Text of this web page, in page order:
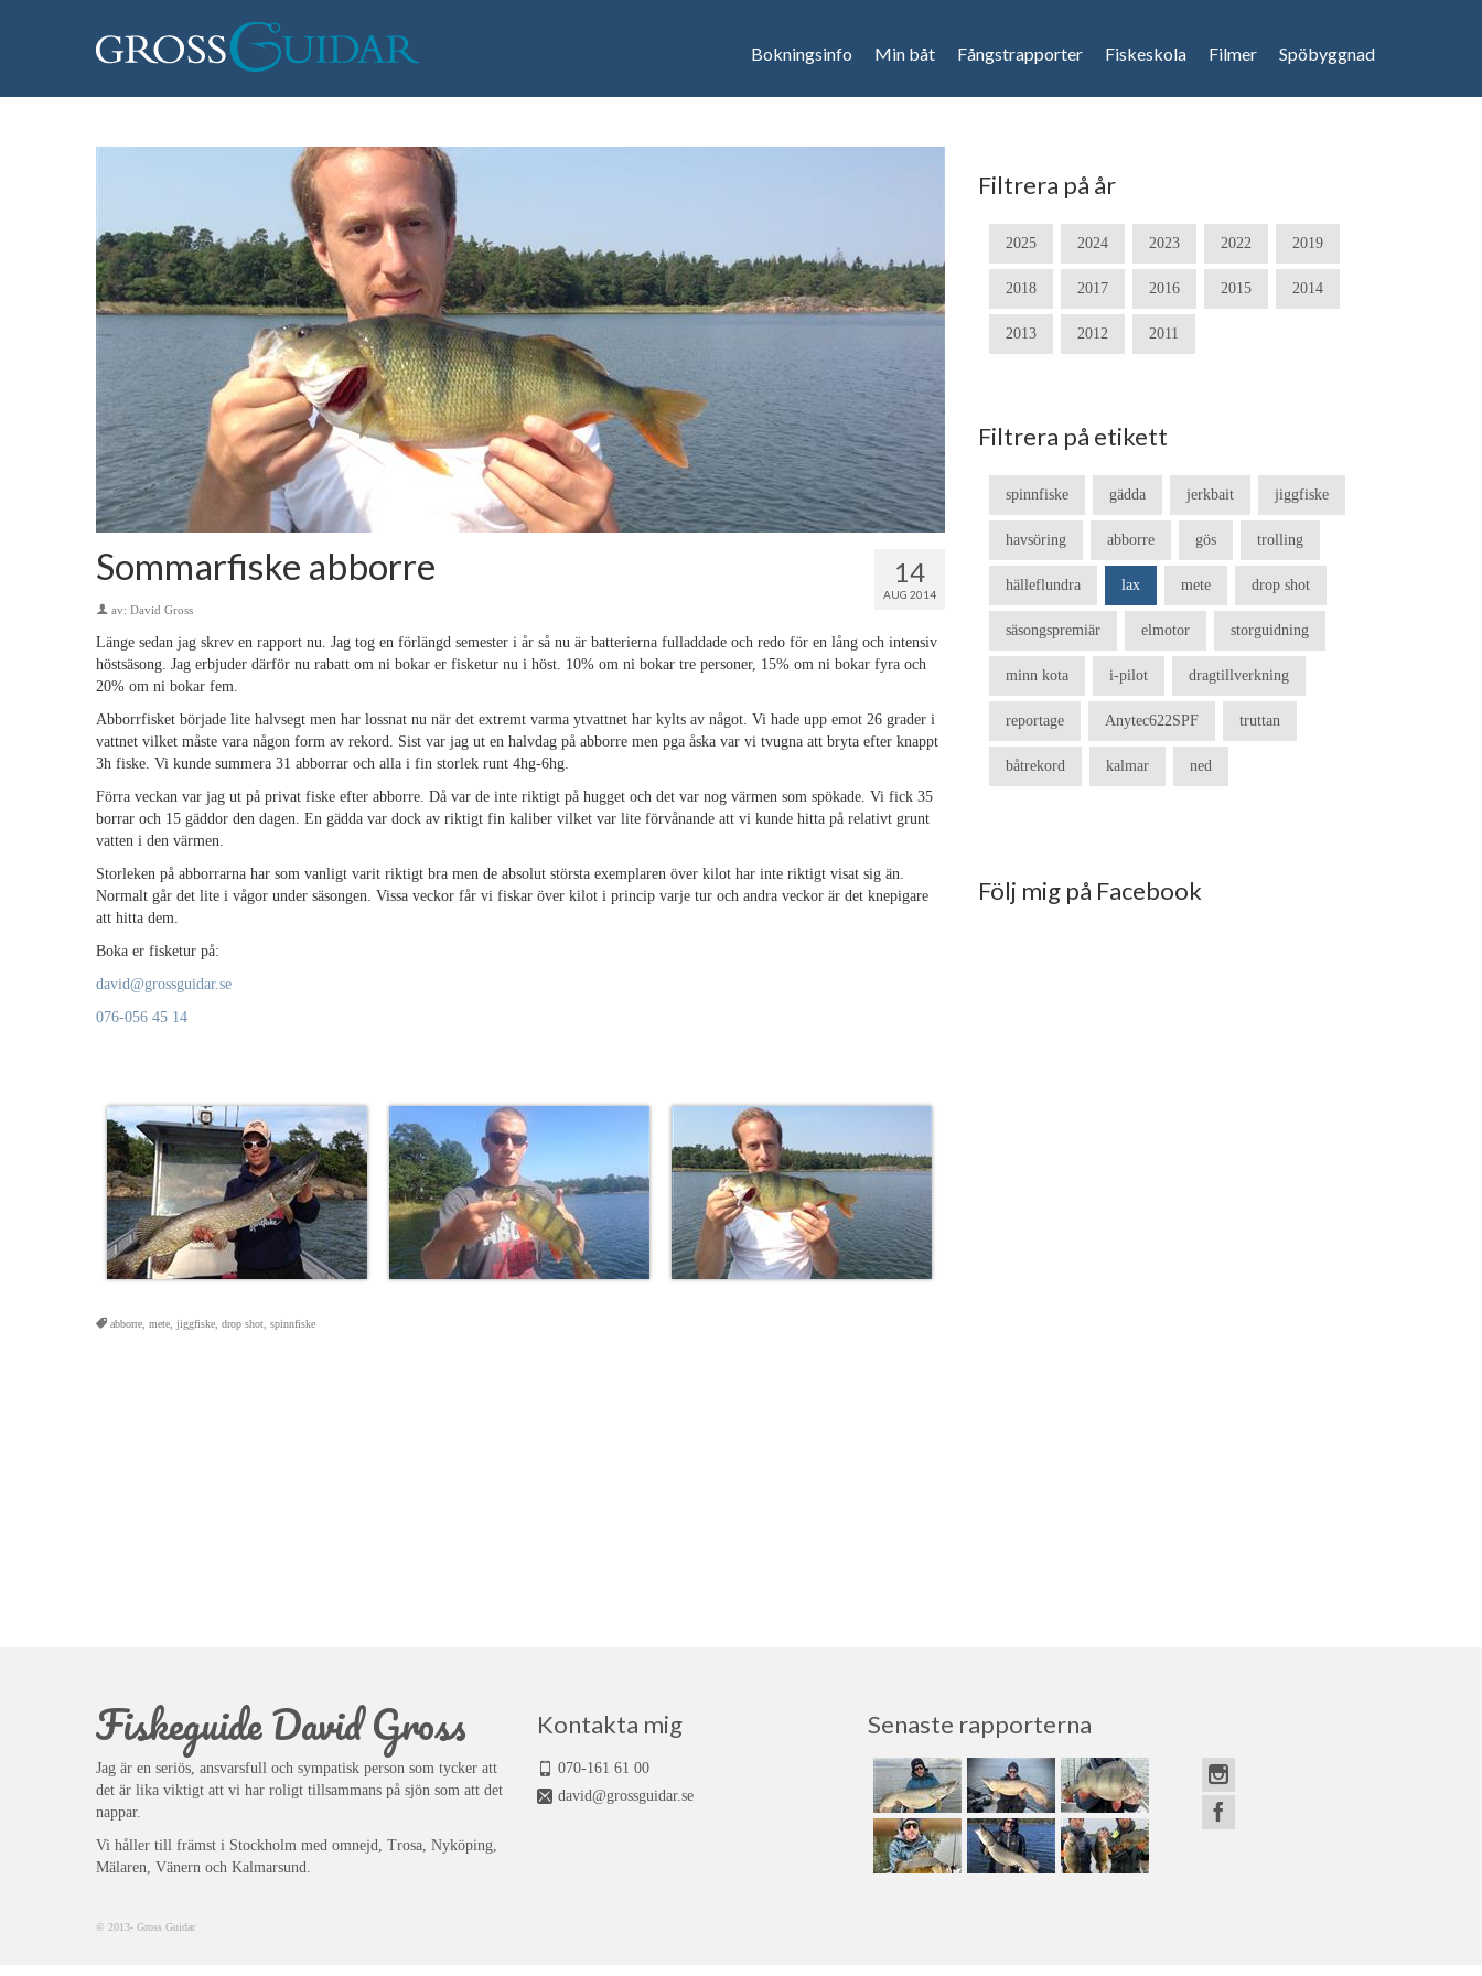
Bokningsinfo Min båt Fångstrapporter Fiskeskola Filmer Spöbyggnad
14
AUG 2014
Sommarfiske abborre
av: David Gross
Länge sedan jag skrev en rapport nu. Jag tog en förlängd semester i år så nu är batterierna fulladdade och redo för en lång och intensiv
höstsäsong. Jag erbjuder därför nu rabatt om ni bokar er fisketur nu i höst. 10% om ni bokar tre personer, 15% om ni bokar fyra och
20% om ni bokar fem.
Abborrfisket började lite halvsegt men har lossnat nu när det extremt varma ytvattnet har kylts av något. Vi hade upp emot 26 grader i
vattnet vilket måste vara någon form av rekord. Sist var jag ut en halvdag på abborre men pga åska var vi tvugna att bryta efter knappt
3h fiske. Vi kunde summera 31 abborrar och alla i fin storlek runt 4hg-6hg.
Förra veckan var jag ut på privat fiske efter abborre. Då var de inte riktigt på hugget och det var nog värmen som spökade. Vi fick 35
borrar och 15 gäddor den dagen. En gädda var dock av riktigt fin kaliber vilket var lite förvånande att vi kunde hitta på relativt grunt
vatten i den värmen.
Storleken på abborrarna har som vanligt varit riktigt bra men de absolut största exemplaren över kilot har inte riktigt visat sig än.
Normalt går det lite i vågor under säsongen. Vissa veckor får vi fiskar över kilot i princip varje tur och andra veckor är det knepigare
att hitta dem.
Boka er fisketur på:
david@grossguidar.se
076-056 45 14
abborre mete jiggfiske drop shot spinnfiske
Filtrera på år
2025 2024 2023 2022 2019
2018 2017 2016 2015 2014
2013 2012 2011
Filtrera på etikett
spinnfiske gädda jerkbait jiggfiske
havsöring abborre gös trolling
hälleflundra lax mete drop shot
säsongspremiär elmotor storguidning
minn kota i-pilot dragtillverkning
reportage Anytec622SPF truttan
båtrekord kalmar ned
Följ mig på Facebook
Fiskeguide David Gross
Jag är en seriös, ansvarsfull och sympatisk person som tycker att
det är lika viktigt att vi har roligt tillsammans på sjön som att det
nappar.
Vi håller till främst i Stockholm med omnejd, Trosa, Nyköping,
Mälaren, Vänern och Kalmarsund.
Kontakta mig
070-161 61 00
david@grossguidar.se
Senaste rapporterna
© 2013- Gross Guidar